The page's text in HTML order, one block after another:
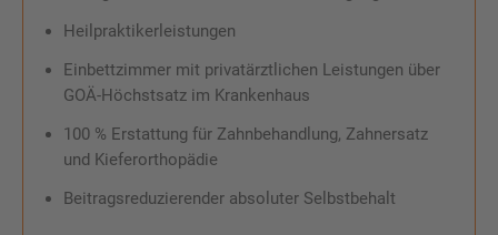
Heilpraktikerleistungen
Einbettzimmer mit privatärztlichen Leistungen über
GOÄ-Höchstsatz im Krankenhaus
100 % Erstattung für Zahnbehandlung, Zahnersatz
und Kieferorthopädie
Beitragsreduzierender absoluter Selbstbehalt